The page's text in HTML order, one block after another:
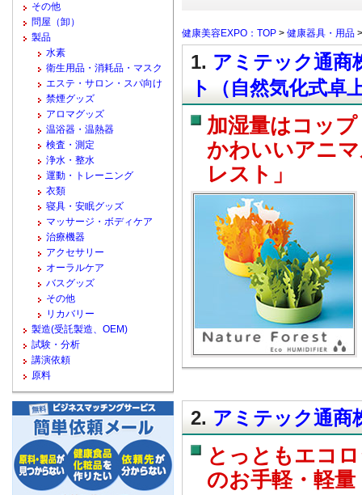
健康美容EXPO：TOP > 健康器具・用品
1. アミテック通商
ト（自然気化式卓
加湿量はコッ
かわいいアニ
レスト」
2. アミテック通商
とっともエコ
のお手軽・軽
その他
問屋（卸）
製品
水素
衛生用品・消耗品・マスク
エステ・サロン・スパ向け
禁煙グッズ
アロマグッズ
温浴器・温熱器
検査・測定
浄水・整水
運動・トレーニング
衣類
寝具・安眠グッズ
マッサージ・ボディケア
治療機器
アクセサリー
オーラルケア
バスグッズ
その他
リカバリー
製造(受託製造、OEM)
試験・分析
講演依頼
原料